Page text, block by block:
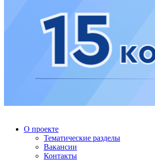
О проекте
Тематические разделы
Вакансии
Контакты